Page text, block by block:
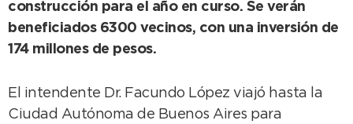
construcción para el año en curso. Se verán
beneficiados 6300 vecinos, con una inversión de
174 millones de pesos.
El intendente Dr. Facundo López viajó hasta la
Ciudad Autónoma de Buenos Aires para